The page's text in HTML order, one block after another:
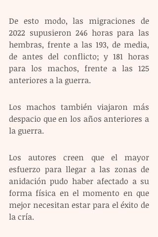
De esto modo, las migraciones de
2022 supusieron 246 horas para las
hembras, frente a las 193, de media,
de antes del conflicto; y 181 horas
para los machos, frente a las 125
anteriores a la guerra.
Los machos también viajaron más
despacio que en los años anteriores a
la guerra.
Los autores creen que el mayor
esfuerzo para llegar a las zonas de
anidación pudo haber afectado a su
forma física en el momento en que
mejor necesitan estar para el éxito de
la cría.